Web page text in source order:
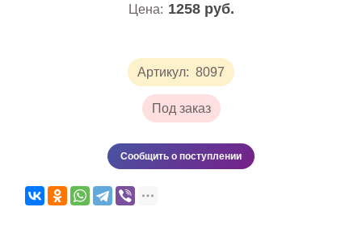
Артикул: 8097
Под заказ
Цена: 1258 руб.
Сообщить о поступлении